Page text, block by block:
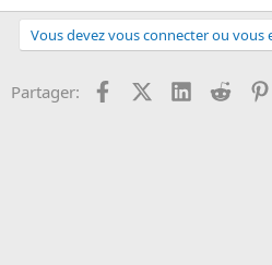
d
u
t
Vous devez vous connecter ou
Partager: FacebookX (Twitter)
LinkedInReddit